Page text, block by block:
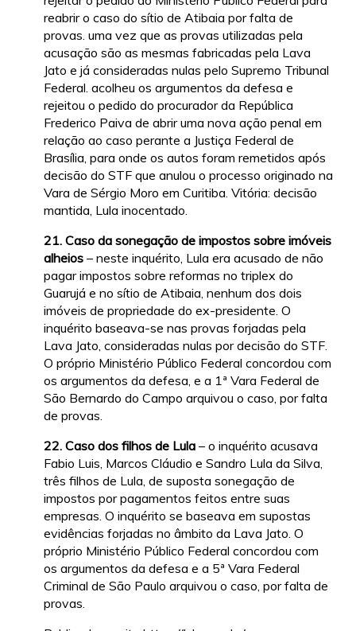
reabrir o caso do sítio de Atibaia por falta de
provas. uma vez que as provas utilizadas pela
acusação são as mesmas fabricadas pela Lava
Jato e já consideradas nulas pelo Supremo Tribunal
Federal. acolheu os argumentos da defesa e
rejeitou o pedido do procurador da República
Frederico Paiva de abrir uma nova ação penal em
relação ao caso perante a Justiça Federal de
Brasília, para onde os autos foram remetidos após
decisão do STF que anulou o processo originado na
Vara de Sérgio Moro em Curitiba. Vitória: decisão
mantida, Lula inocentado.
21. Caso da sonegação de impostos sobre imóveis
alheios – neste inquérito, Lula era acusado de não
pagar impostos sobre reformas no triplex do
Guarujá e no sítio de Atibaia, nenhum dos dois
imóveis de propriedade do ex-presidente. O
inquérito baseava-se nas provas forjadas pela
Lava Jato, consideradas nulas por decisão do STF.
O próprio Ministério Público Federal concordou com
os argumentos da defesa, e a 1ª Vara Federal de
São Bernardo do Campo arquivou o caso, por falta
de provas.
22. Caso dos filhos de Lula – o inquérito acusava
Fabio Luis, Marcos Cláudio e Sandro Lula da Silva,
três filhos de Lula, de suposta sonegação de
impostos por pagamentos feitos entre suas
empresas. O inquérito se baseava em supostas
evidências forjadas no âmbito da Lava Jato. O
próprio Ministério Público Federal concordou com
os argumentos da defesa e a 5ª Vara Federal
Criminal de São Paulo arquivou o caso, por falta de
provas.